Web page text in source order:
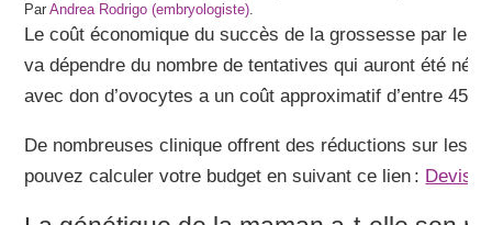
ParAndrea Rodrigo (embryologiste).
Le coût économique du succès de la grossesse par le
va dépendre du nombre de tentatives qui auront été
avec don d’ovocytes a un coût approximatif d’entre
De nombreuses clinique offrent des réductions sur les
pouvez calculer votre budget en suivant ce lien : Devis